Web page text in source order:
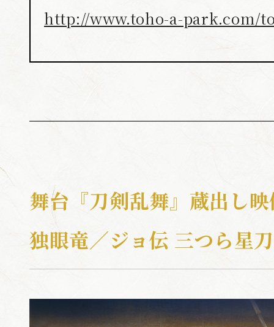
http://www.toho-a-park.com/
舞台『刀剣乱舞』蔵出し
独眼竜／ジョ伝 三つら星